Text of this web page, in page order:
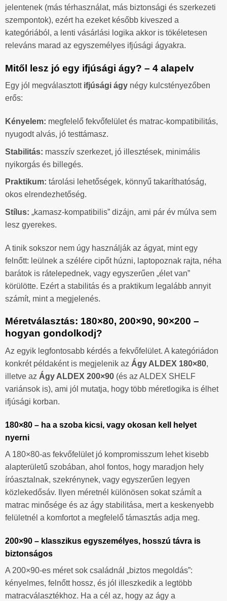
jelentenek (más térhasználat, más biztonsági és szerkezeti
szempontok), ezért ha ezeket később kiveszed a
kategóriából, a lenti vásárlási logika akkor is tökéletesen
releváns marad az egyszemélyes ifjúsági ágyakra.
Mitől lesz jó egy ifjúsági ágy? – 4 alapelv
Egy jól megválasztott ifjúsági ágy négy kulcstényezőben
erős:
Kényelem: megfelelő fekvőfelület és matrac-kompatibilitás,
nyugodt alvás, jó testtámasz.
Stabilitás: masszív szerkezet, jó illesztések, minimális
nyikorgás és billegés.
Praktikum: tárolási lehetőségek, könnyű takaríthatóság,
okos elrendezhetőség.
Stílus: „kamasz-kompatibilis” dizájn, ami pár év múlva sem
lesz gyerekes.
A tinik sokszor nem úgy használják az ágyat, mint egy
felnőtt: leülnek a szélére cipőt húzni, laptopoznak rajta, néha
barátok is rátelepednek, vagy egyszerűen „élet van”
körülötte. Ezért a stabilitás és a praktikum legalább annyit
számít, mint a megjelenés.
Méretválasztás: 180×80, 200×90, 90×200 –
hogyan gondolkodj?
Az egyik legfontosabb kérdés a fekvőfelület. A kategóriádon
konkrét példaként is megjelenik az Ágy ALDEX 180×80,
illetve az Ágy ALDEX 200×90 (és az ALDEX SHELF
variánsok is), ami jól mutatja, hogy több méretlogika is élhet
ifjúsági korban.
180×80 – ha a szoba kicsi, vagy okosan kell helyet
nyerni
A 180×80-as fekvőfelület jó kompromisszum lehet kisebb
alapterületű szobában, ahol fontos, hogy maradjon hely
íróasztalnak, szekrénynek, vagy egyszerűen legyen
közlekedősáv. Ilyen méretnél különösen sokat számít a
matrac minősége és az ágy stabilitása, mert a keskenyebb
felületnél a komfortot a megfelelő támasztás adja meg.
200×90 – klasszikus egyszemélyes, hosszú távra is
biztonságos
A 200×90-es méret sok családnál „biztos megoldás”:
kényelmes, felnőtt hossz, és jól illeszkedik a legtöbb
matracválasztékhoz. Ha a cél az, hogy az ágy a